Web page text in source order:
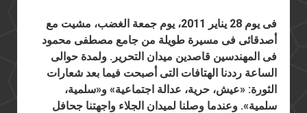
بوستات من فيسبوك
مقابلات في الإعلام
Languages
فى يوم 28 يناير 2011، يوم جمعة الغضب، مشيت مع
أصدقائى فى مسيرة طويلة من جامع مصطفى محمود
فى المهندسين قاصدين ميدان التحرير. ولمدة حوالى
الساعة رددنا الهتافات التى أصبحت فيما بعد شعارات
الثورة: «عيش، حرية، عدالة اجتماعية» و«سلمية،
سلمية». وعندما وصلنا لميدان الجلاء واجهتنا جحافل